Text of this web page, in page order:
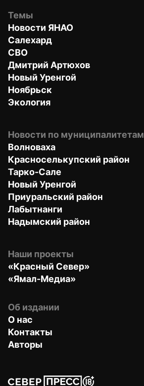
Темы
Новости ЯНАО
Салехард
СВО
Дмитрий Артюхов
Новый Уренгой
Ноябрьск
Экология
Новости по муниципалитетам
Волноваха
Красноселькупский район
Тарко-Сале
Новый Уренгой
Приуральский район
Лабытнанги
Надымский район
Наши проекты
«Красный Север»
«Ямал-Медиа»
Об издании
О нас
Контакты
Авторы